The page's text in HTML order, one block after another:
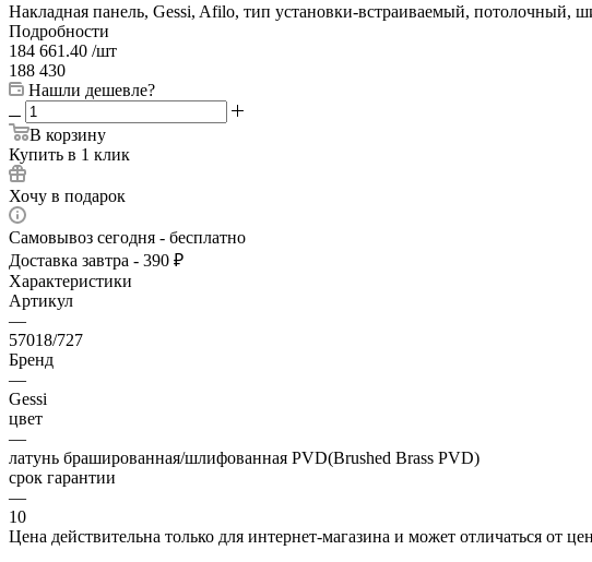
Накладная панель, Gessi, Afilo, тип установки-встраиваемый, потолочный,
Подробности
184 661.40 /шт
188 430
Нашли дешевле?
В корзину
Купить в 1 клик
Хочу в подарок
Самовывоз сегодня - бесплатно
Доставка завтра - 390 ₽
Характеристики
Артикул
—
57018/727
Бренд
—
Gessi
цвет
—
латунь брашированная/шлифованная PVD(Brushed Brass PVD)
срок гарантии
—
10
Цена действительна только для интернет-магазина и может отличаться от